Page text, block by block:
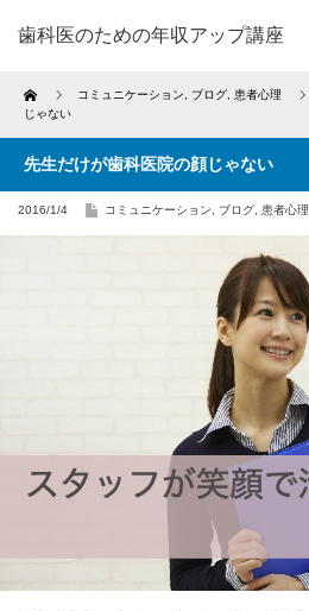
歯科医のための年収アップ講座
Home コミュニケーション ブログ 患者心理
じゃない
先生だけが歯科医院の顔じゃない
2016/1/4 コミュニケーション ブログ 患者心理